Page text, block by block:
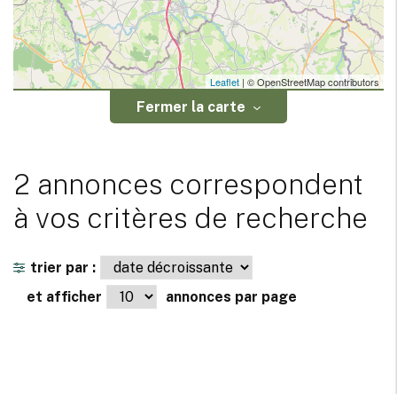
Leaflet | © OpenStreetMap contributors
Fermer la carte
2 annonces correspondent
à vos critères de recherche
trier par :
et afficher
annonces par page